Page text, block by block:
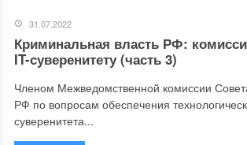
31.07.2022
Криминальная власть РФ:
IT-суверенитету (часть 3)
Членом Межведомственной комиссии
РФ по вопросам обеспечения
суверенитета...